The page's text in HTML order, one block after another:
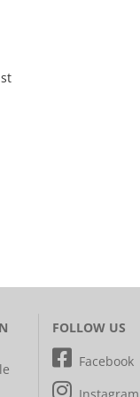
FOLLOW US
Facebook